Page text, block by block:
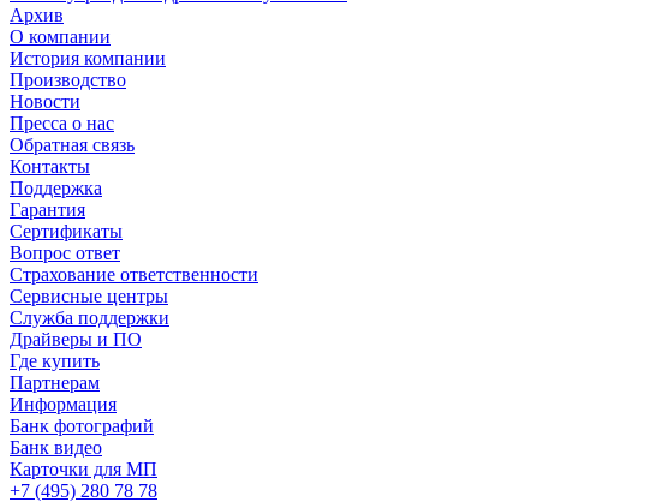
Архив
О компании
История компании
Производство
Новости
Пресса о нас
Обратная связь
Контакты
Поддержка
Гарантия
Сертификаты
Вопрос ответ
Страхование ответственности
Сервисные центры
Служба поддержки
Драйверы и ПО
Где купить
Партнерам
Информация
Банк фотографий
Банк видео
Карточки для МП
+7 (495) 280 78 78